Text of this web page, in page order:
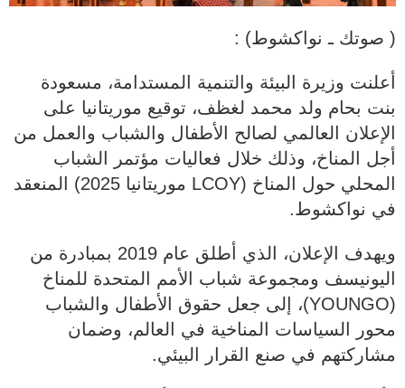
( صوتك ـ نواكشوط) :
أعلنت وزيرة البيئة والتنمية المستدامة، مسعودة
بنت بحام ولد محمد لغظف، توقيع موريتانيا على
الإعلان العالمي لصالح الأطفال والشباب والعمل من
أجل المناخ، وذلك خلال فعاليات مؤتمر الشباب
المحلي حول المناخ (LCOY موريتانيا 2025) المنعقد
في نواكشوط.
ويهدف الإعلان، الذي أطلق عام 2019 بمبادرة من
اليونيسف ومجموعة شباب الأمم المتحدة للمناخ
(YOUNGO)، إلى جعل حقوق الأطفال والشباب
محور السياسات المناخية في العالم، وضمان
مشاركتهم في صنع القرار البيئي.